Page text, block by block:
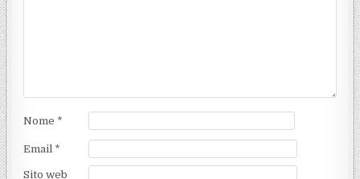
Nome *
Email *
Sito web